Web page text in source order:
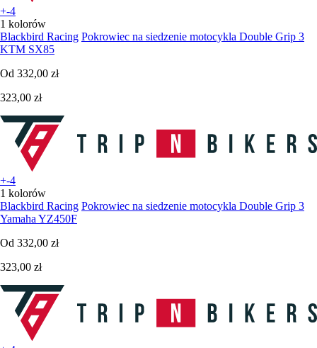
+-4
1 kolorów
Blackbird Racing Pokrowiec na siedzenie motocykla Double Grip 3
KTM SX85
Od 332,00 zł
323,00 zł
+-4
1 kolorów
Blackbird Racing Pokrowiec na siedzenie motocykla Double Grip 3
Yamaha YZ450F
Od 332,00 zł
323,00 zł